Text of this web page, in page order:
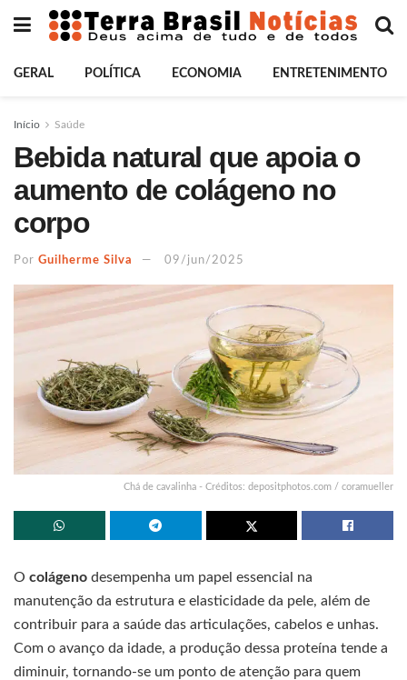
GERAL POLÍTICA ECONOMIA ENTRETENIMENTO
Início Saúde
Bebida natural que apoia o
aumento de colágeno no
corpo
Por Guilherme Silva 09/jun/2025
Chá de cavalinha - Créditos: depositphotos.com / coramueller
O colágeno desempenha um papel essencial na
manutenção da estrutura e elasticidade da pele, além de
contribuir para a saúde das articulações, cabelos e unhas.
Com o avanço da idade, a produção dessa proteína tende a
diminuir, tornando-se um ponto de atenção para quem